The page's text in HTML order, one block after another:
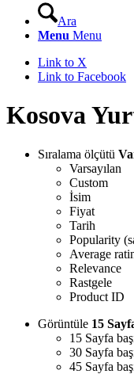
Ara
Menu Menu
Link to X
Link to Facebook
Kosova
Sıralama ölçütü
Varsayılan
Custom
İsim
Fiyat
Tarih
Popularity
Average
Relevance
Rastgele
Product ID
Görüntüle 15
15 Sayfa
30 Sayfa
45 Sayfa